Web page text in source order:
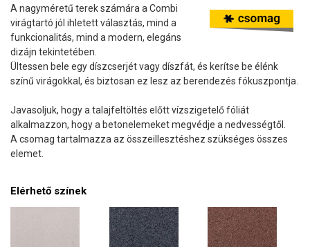
A nagyméretű terek számára a Combi
virágtartó jól ihletett választás, mind a
funkcionalitás, mind a modern, elegáns
dizájn tekintetében.
Ültessen bele egy díszcserjét vagy díszfát, és kerítse be élénk
színű virágokkal, és biztosan ez lesz az berendezés fókuszpontja.
Javasoljuk, hogy a talajfeltöltés előtt vízszigetelő fóliát
alkalmazzon, hogy a betonelemeket megvédje a nedvességtől.
A csomag tartalmazza az összeillesztéshez szükséges összes
elemet.
Elérhető színek